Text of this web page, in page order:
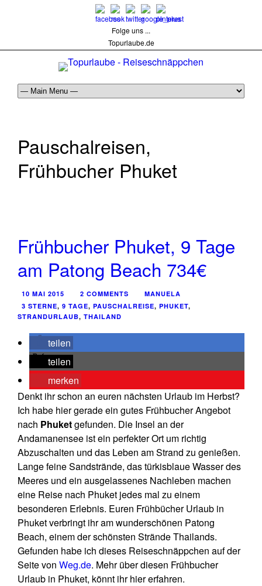
Folge uns ...
Topurlaube.de
Pauschalreisen,
Frühbucher Phuket
Frühbucher Phuket, 9 Tage
am Patong Beach 734€
10 MAI 2015 2 COMMENTS
MANUELA
3 STERNE, 9 TAGE, PAUSCHALREISE, PHUKET,
STRANDURLAUB, THAILAND
teilen
teilen
merken
Denkt ihr schon an euren nächsten Urlaub im Herbst?
Ich habe hier gerade ein gutes Frühbucher Angebot
nach Phuketgefunden. Die Insel an der
Andamanensee ist ein perfekter Ort um richtig
Abzuschalten und das Leben am Strand zu genießen.
Lange feine Sandstrände, das türkisblaue Wasser des
Meeres und ein ausgelassenes Nachleben machen
eine Reise nach Phuket jedes mal zu einem
besonderen Erlebnis. Euren Frühbücher Urlaub in
Phuket verbringt ihr am wunderschönen Patong
Beach, einem der schönsten Strände Thailands.
Gefunden habe ich dieses Reiseschnäppchen auf der
Seite von Weg.de. Mehr über diesen Frühbucher
Urlaub in Phuket, könnt ihr hier erfahren.